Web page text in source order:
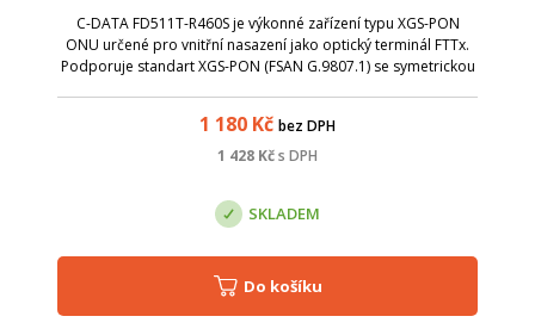
C-DATA FD511T-R460S je výkonné zařízení typu XGS-PON
ONU určené pro vnitřní nasazení jako optický terminál FTTx.
Podporuje standart XGS-PON (FSAN G.9807.1) se symetrickou
1 180 Kč bez DPH
1 428 Kčs DPH
SKLADEM
Do košíku